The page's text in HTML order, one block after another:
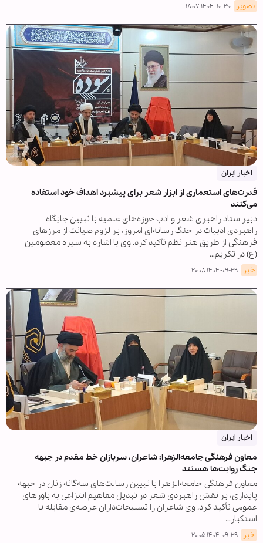
تصویر ۱۴۰۴-۱۰-۳۰ ۱۸:۰۷
اخبار ایران
قدرت‌های استعماری از ابزار شعر برای پیشبرد اهداف خود استفاده
می‌کنند
دبیر ستاد راهبری شعر و ادب حوزه‌های علمیه با تبیین جایگاه
راهبردی ادبیات در جنگ رسانه‌ای امروز، بر لزوم صیانت از مرزهای
فرهنگی از طریق هنر نظم تأکید کرد. وی با اشاره به سیره معصومین
(ع) در تکریم…
خبر ۱۴۰۴-۰۹-۲۹ ۲۰:۰۸
اخبار ایران
معاون فرهنگی جامعه‌الزهرا: شاعران، سربازان خط مقدم در جبهه
جنگ روایت‌ها هستند
معاون فرهنگی جامعه‌الزهرا با تبیین رسالت‌های سه‌گانه زنان در جبهه
پایداری، بر نقش راهبردی شعر در تبدیل مفاهیم انتزاعی به باورهای
عمومی تأکید کرد. وی شاعران را تسلیحات‌داران عرصه‌ی مقابله با
استکبار…
خبر ۱۴۰۴-۰۹-۲۹ ۲۰:۰۵